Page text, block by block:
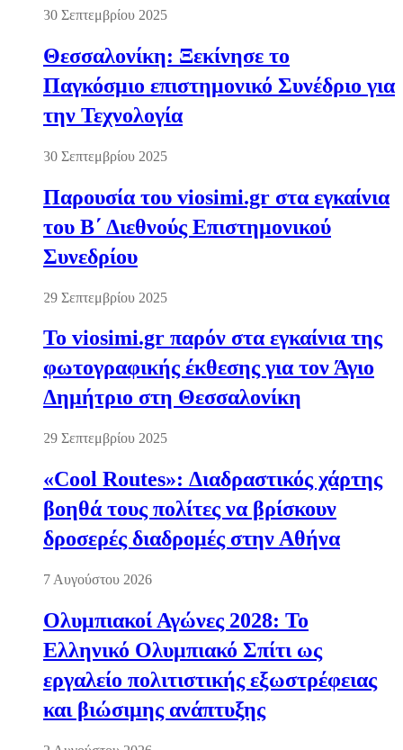
30 Σεπτεμβρίου 2025
Θεσσαλονίκη: Ξεκίνησε το
Παγκόσμιο επιστημονικό Συνέδριο για
την Τεχνολογία
30 Σεπτεμβρίου 2025
Παρουσία του viosimi.gr στα εγκαίνια
του Β΄ Διεθνούς Επιστημονικού
Συνεδρίου
29 Σεπτεμβρίου 2025
Το viosimi.gr παρόν στα εγκαίνια της
φωτογραφικής έκθεσης για τον Άγιο
Δημήτριο στη Θεσσαλονίκη
29 Σεπτεμβρίου 2025
«Cool Routes»: Διαδραστικός χάρτης
βοηθά τους πολίτες να βρίσκουν
δροσερές διαδρομές στην Αθήνα
7 Αυγούστου 2026
Ολυμπιακοί Αγώνες 2028: Το
Ελληνικό Ολυμπιακό Σπίτι ως
εργαλείο πολιτιστικής εξωστρέφειας
και βιώσιμης ανάπτυξης